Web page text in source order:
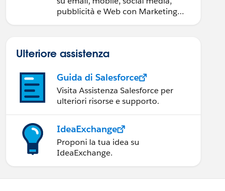
pubblicità e Web con Marketing
Ulteriore assistenza
Guida di Salesforce
Visita Assistenza Salesforce per
ulteriori risorse e supporto.
IdeaExchange
Proponi la tua idea su
IdeaExchange.